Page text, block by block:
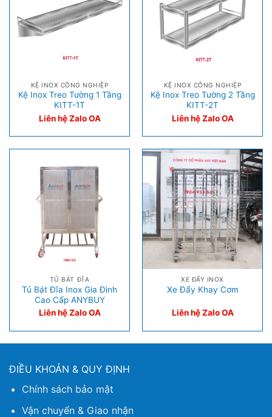
KỆ INOX CÔNG NGHIỆP
Kệ Inox Treo Tường 1 Tầng
KITT-1T
Liên hệ Zalo OA
KỆ INOX CÔNG NGHIỆP
Kệ Inox Treo Tường 2 Tầng
KITT-2T
Liên hệ Zalo OA
TỦ BÁT ĐĨA
Tủ Bát Đĩa Inox Gia Đình
Cao Cấp ANYBUY
Liên hệ Zalo OA
XE ĐẨY INOX
Xe Đẩy Khay Cơm
Liên hệ Zalo OA
ĐIỀU KHOẢN & QUY ĐỊNH
Chính sách bảo mật
Vận chuyển & Giao nhận